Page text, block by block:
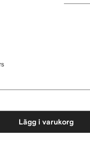
Lägg i varukorg